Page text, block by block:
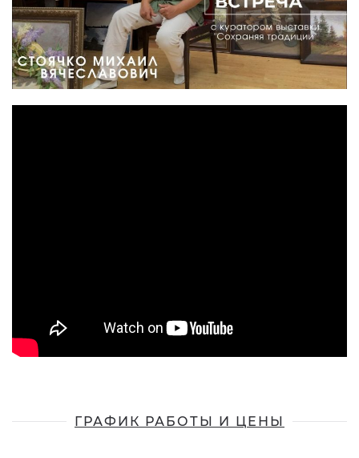
ГРАФИК РАБОТЫ И ЦЕНЫ